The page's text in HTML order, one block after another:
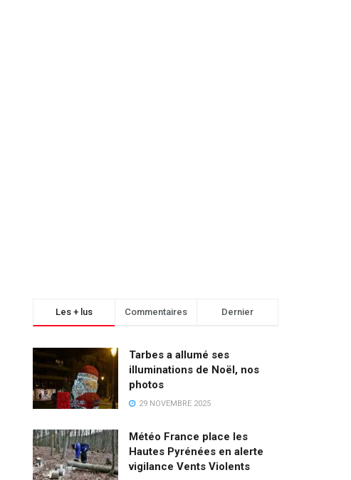
Les + lus Commentaires Dernier
Tarbes a allumé ses
illuminations de Noël, nos
photos
29 NOVEMBRE 2025
Météo France place les
Hautes Pyrénées en alerte
vigilance Vents Violents